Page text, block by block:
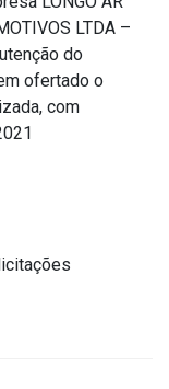
LTDA –
do
ofertado o
com